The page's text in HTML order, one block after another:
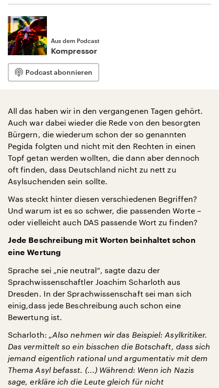
Aus dem Podcast
Kompressor
Podcast abonnieren
All das haben wir in den vergangenen Tagen gehört.
Auch war dabei wieder die Rede von den besorgten
Bürgern, die wiederum schon der so genannten
Pegida folgten und nicht mit den Rechten in einen
Topf getan werden wollten, die dann aber dennoch
oft finden, dass Deutschland nicht zu nett zu
Asylsuchenden sein sollte.
Was steckt hinter diesen verschiedenen Begriffen?
Und warum ist es so schwer, die passenden Worte –
oder vielleicht auch DAS passende Wort zu finden?
Jede Beschreibung mit Worten beinhaltet schon
eine Wertung
Sprache sei „nie neutral“, sagte dazu der
Sprachwissenschaftler Joachim Scharloth aus
Dresden. In der Sprachwissenschaft sei man sich
einig,dass jede Beschreibung auch schon eine
Bewertung ist.
Scharloth: „Also nehmen wir das Beispiel: Asylkritiker.
Das vermittelt so ein bisschen die Botschaft, dass sich
jemand eigentlich rational und argumentativ mit dem
Thema Asyl befasst. (...) Während: Wenn ich Nazis
sage, erkläre ich die Leute gleich für nicht